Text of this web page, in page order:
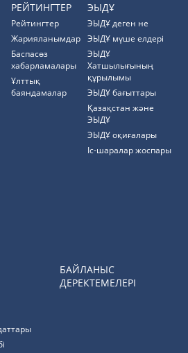
РЕЙТИНГТЕР
Рейтингтер
Жарияланымдар
Баспасөз
хабарламалары
Ұлттық
баяндамалар
ЭЫДҰ
ЭЫДҰ деген не
ЭЫДҰ мүше елдері
ЭЫДҰ
Хатшылығының
құрылымы
ЭЫДҰ бағыттары
Қазақстан және
ЭЫДҰ
ЭЫДҰ оқиғалары
Іс-шаралар жоспары
БАЙЛАНЫС
ДЕРЕКТЕМЕЛЕРІ